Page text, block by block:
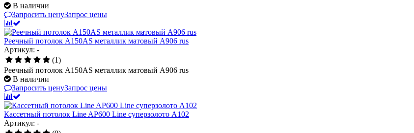
В наличии
Запросить ценуЗапрос цены
Реечный потолок A150AS металлик матовый А906 rus
Артикул: -
(1)
Реечный потолок A150AS металлик матовый А906 rus
В наличии
Запросить ценуЗапрос цены
Кассетный потолок Line AP600 Line суперзолото А102
Артикул: -